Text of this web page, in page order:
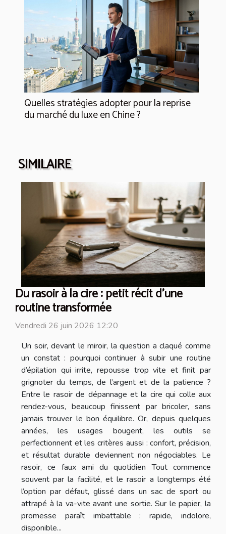
Quelles stratégies adopter pour la reprise
du marché du luxe en Chine ?
SIMILAIRE
Du rasoir à la cire : petit récit d’une
routine transformée
Vendredi 26 juin 2026 12:20
Un soir, devant le miroir, la question a claqué comme
un constat : pourquoi continuer à subir une routine
d’épilation qui irrite, repousse trop vite et finit par
grignoter du temps, de l’argent et de la patience ?
Entre le rasoir de dépannage et la cire qui colle aux
rendez-vous, beaucoup finissent par bricoler, sans
jamais trouver le bon équilibre. Or, depuis quelques
années, les usages bougent, les outils se
perfectionnent et les critères aussi : confort, précision,
et résultat durable deviennent non négociables. Le
rasoir, ce faux ami du quotidien Tout commence
souvent par la facilité, et le rasoir a longtemps été
l’option par défaut, glissé dans un sac de sport ou
attrapé à la va-vite avant une sortie. Sur le papier, la
promesse paraît imbattable : rapide, indolore,
disponible...